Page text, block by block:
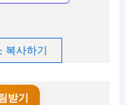
복사하기
받기